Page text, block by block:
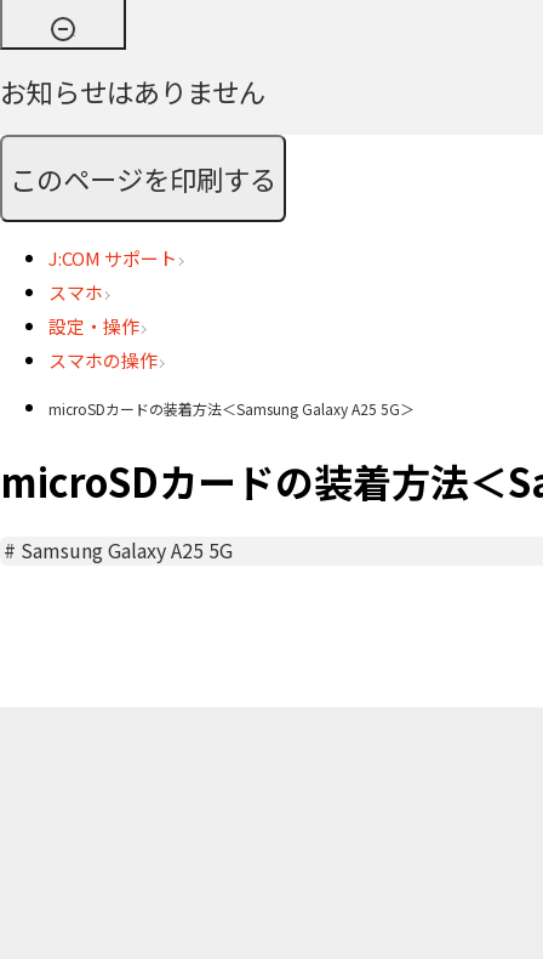
お知らせはありません
このページを印刷する
J:COM サポート
スマホ
設定・操作
スマホの操作
microSDカードの装着方法＜Samsung Galaxy A25 5G＞
microSDカードの装着方法＜
# Samsung Galaxy A25 5G